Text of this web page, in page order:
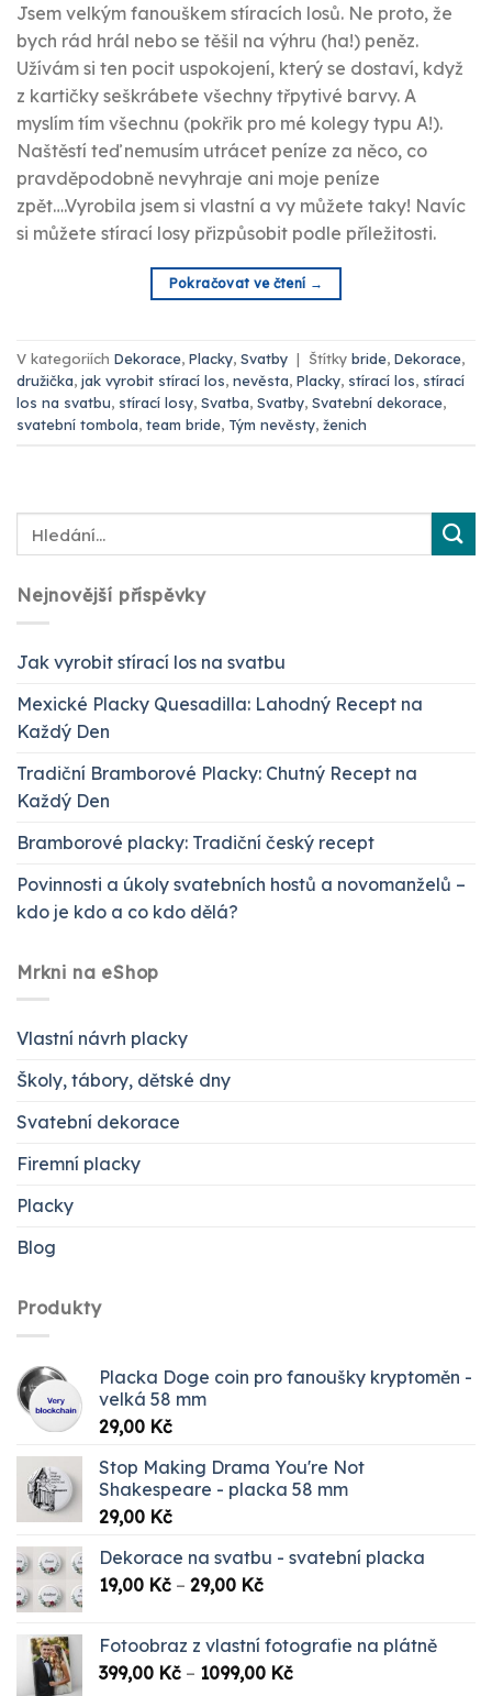
Jsem velkým fanouškem stíracích losů. Ne proto, že
bych rád hrál nebo se těšil na výhru (ha!) peněz.
Užívám si ten pocit uspokojení, který se dostaví, když
z kartičky seškrábete všechny třpytivé barvy. A
myslím tím všechnu (pokřik pro mé kolegy typu A!).
Naštěstí teď nemusím utrácet peníze za něco, co
pravděpodobně nevyhraje ani moje peníze
zpět….Vyrobila jsem si vlastní a vy můžete taky! Navíc
si můžete stírací losy přizpůsobit podle příležitosti.
Pokračovat ve čtení →
V kategoriích Dekorace, Placky, Svatby | Štítky bride, Dekorace,
družička, jak vyrobit stírací los, nevěsta, Placky, stírací los, stírací
los na svatbu, stírací losy, Svatba, Svatby, Svatební dekorace,
svatební tombola, team bride, Tým nevěsty, ženich
Nejnovější příspěvky
Jak vyrobit stírací los na svatbu
Mexické Placky Quesadilla: Lahodný Recept na
Každý Den
Tradiční Bramborové Placky: Chutný Recept na
Každý Den
Bramborové placky: Tradiční český recept
Povinnosti a úkoly svatebních hostů a novomanželů –
kdo je kdo a co kdo dělá?
Mrkni na eShop
Vlastní návrh placky
Školy, tábory, dětské dny
Svatební dekorace
Firemní placky
Placky
Blog
Produkty
Placka Doge coin pro fanoušky kryptoměn -
velká 58 mm
29,00 Kč
Stop Making Drama You're Not
Shakespeare - placka 58 mm
29,00 Kč
Dekorace na svatbu - svatební placka
19,00 Kč – 29,00 KčRozpětí
až
29,00 Kč
Fotoobraz z vlastní fotografie na plátně
399,00 Kč – 1099,00 KčRozpětí